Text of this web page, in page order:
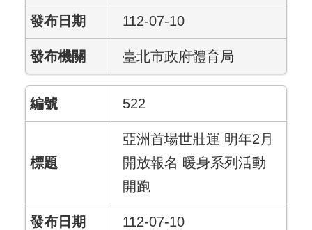
112-07-10
臺北市政府體育局
522
亞洲首場世壯運 明年2月
開放報名 暖身系列活動
開跑
112-07-10